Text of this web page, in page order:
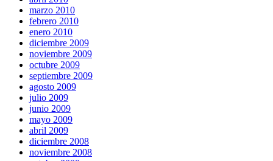
marzo 2010
febrero 2010
enero 2010
diciembre 2009
noviembre 2009
octubre 2009
septiembre 2009
agosto 2009
julio 2009
junio 2009
mayo 2009
abril 2009
diciembre 2008
noviembre 2008